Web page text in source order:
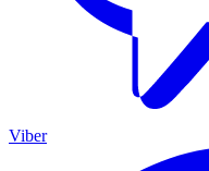
Viber